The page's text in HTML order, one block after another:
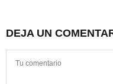
DEJA UN